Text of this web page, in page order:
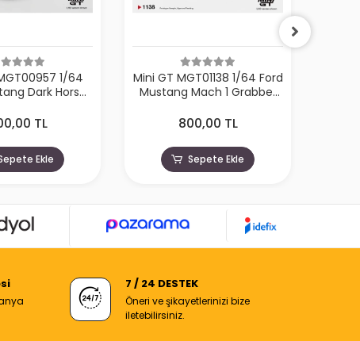
1/64
Dark Horse
TL
Ekle
Mini GT MGT01138 1/64 Ford
Mustang Mach 1 Grabber
800,00 TL
Sepete Ekle
7 / 24 DESTEK
Öneri ve şikayetlerinizi bize
iletebilirsiniz.